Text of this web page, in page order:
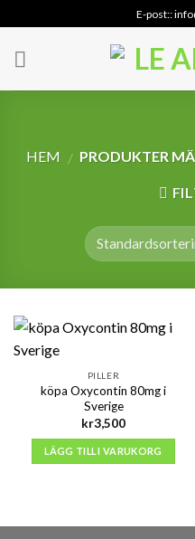
to
content
E-post::
HEM / PRODUKTER
PILLER
köpa Oxycontin 80mg i
Sverige
kr3,500
LÄGG TILL I VARUKORG